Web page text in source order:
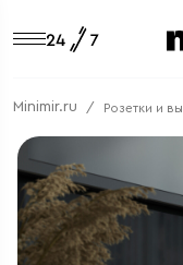
Minimir.ru Розетки и